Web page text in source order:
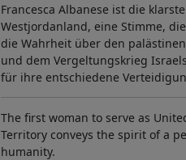
Francesca Albanese ist die
Westjordanland, eine Stimme,
die Wahrheit über den
und dem Vergeltungskrieg
für ihre entschiedene
The first woman to serve as
Territory conveys the spirit of a
humanity.